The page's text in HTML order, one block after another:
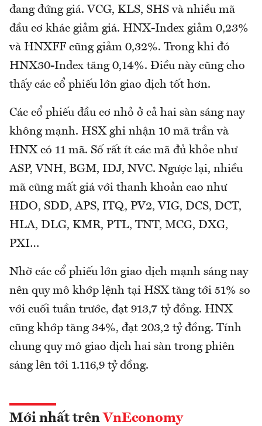
đang đứng giá. VCG, KLS, SHS và nhiều mã
đầu cơ khác giảm giá. HNX-Index giảm 0,23%
và HNXFF cũng giảm 0,32%. Trong khi đó
HNX30-Index tăng 0,14%. Điều này cũng cho
thấy các cổ phiếu lớn giao dịch tốt hơn.
Các cổ phiếu đầu cơ nhỏ ở cả hai sàn sáng nay
không mạnh. HSX ghi nhận 10 mã trần và
HNX có 11 mã. Số rất ít các mã đủ khỏe như
ASP, VNH, BGM, IDJ, NVC. Ngược lại, nhiều
mã cũng mất giá với thanh khoản cao như
HDO, SDD, APS, ITQ, PV2, VIG, DCS, DCT,
HLA, DLG, KMR, PTL, TNT, MCG, DXG,
PXI…
Nhờ các cổ phiếu lớn giao dịch mạnh sáng nay
nên quy mô khớp lệnh tại HSX tăng tới 51% so
với cuối tuần trước, đạt 913,7 tỷ đồng. HNX
cũng khớp tăng 34%, đạt 203,2 tỷ đồng. Tính
chung quy mô giao dịch hai sàn trong phiên
sáng lên tới 1.116,9 tỷ đồng.
Mới nhất trên VnEconomy